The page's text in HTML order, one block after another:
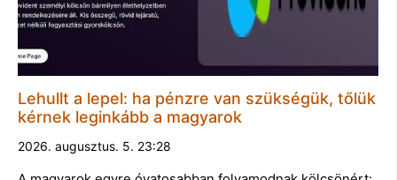
Lehullt a lepel: ha pénzre van szükségük, tőlük
kérnek leginkább a magyarok
2026. augusztus. 5. 23:28